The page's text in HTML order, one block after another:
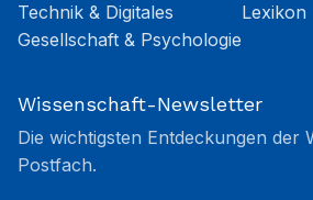
Technik & Digitales
Gesellschaft & Psychologie
Lexikon
Wissenschaft-Newsletter
Die wichtigsten Entdeckungen der
Postfach.